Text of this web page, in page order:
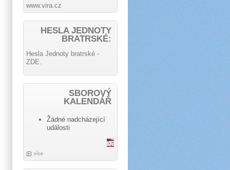
www.vira.cz
HESLA JEDNOTY
BRATRSKÉ:
Hesla Jednoty bratrské -
ZDE.
SBOROVÝ
KALENDÁŘ
Žádné nadcházející
události
více